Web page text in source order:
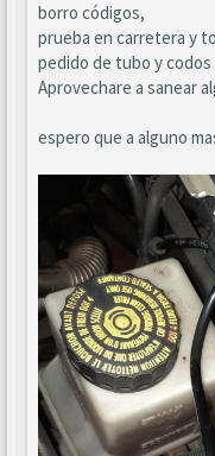
borro códigos,
prueba en carretera y
pedido de tubo y
Aprovechare a sanear
espero que a alguno